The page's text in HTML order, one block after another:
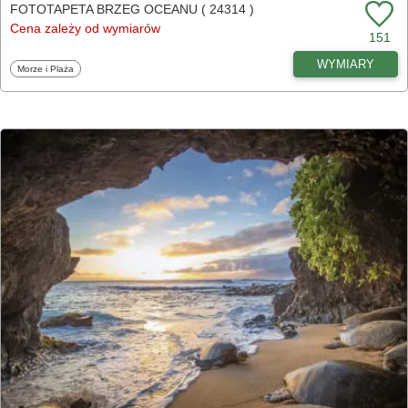
FOTOTAPETA BRZEG OCEANU ( 24314 )
Cena zależy od wymiarów
151
Fototapety
Morze i Plaża WYMIARY